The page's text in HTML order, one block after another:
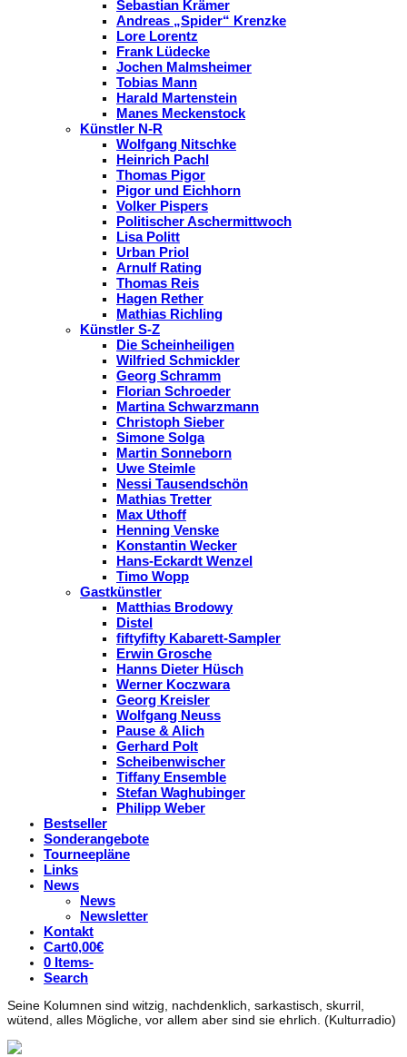
Sebastian Krämer
Andreas „Spider“ Krenzke
Lore Lorentz
Frank Lüdecke
Jochen Malmsheimer
Tobias Mann
Harald Martenstein
Manes Meckenstock
Künstler N-R
Wolfgang Nitschke
Heinrich Pachl
Thomas Pigor
Pigor und Eichhorn
Volker Pispers
Politischer Aschermittwoch
Lisa Politt
Urban Priol
Arnulf Rating
Thomas Reis
Hagen Rether
Mathias Richling
Künstler S-Z
Die Scheinheiligen
Wilfried Schmickler
Georg Schramm
Florian Schroeder
Martina Schwarzmann
Christoph Sieber
Simone Solga
Martin Sonneborn
Uwe Steimle
Nessi Tausendschön
Mathias Tretter
Max Uthoff
Henning Venske
Konstantin Wecker
Hans-Eckardt Wenzel
Timo Wopp
Gastkünstler
Matthias Brodowy
Distel
fiftyfifty Kabarett-Sampler
Erwin Grosche
Hanns Dieter Hüsch
Werner Koczwara
Georg Kreisler
Wolfgang Neuss
Pause & Alich
Gerhard Polt
Scheibenwischer
Tiffany Ensemble
Stefan Waghubinger
Philipp Weber
Bestseller
Sonderangebote
Tourneepläne
Links
News
News
Newsletter
Kontakt
Cart0,00€
0 Items-
Search
Seine Kolumnen sind witzig, nachdenklich, sarkastisch, skurril,
wütend, alles Mögliche, vor allem aber sind sie ehrlich. (Kulturradio)